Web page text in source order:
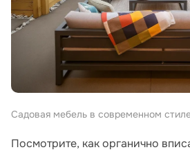
Садовая мебель в современном
Посмотрите, как органично